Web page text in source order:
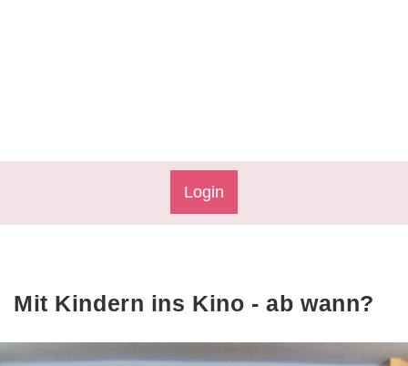
Login
Mit Kindern ins Kino - ab wann?